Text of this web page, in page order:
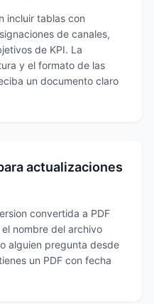
incluir tablas con
de canales,
de KPI. La
y el formato de las
un documento claro
actualizaciones
convertida a PDF
nombre del archivo
alguien pregunta desde
un PDF con fecha